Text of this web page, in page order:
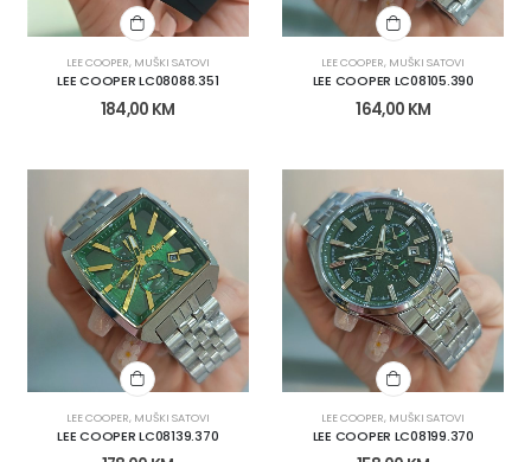
LEE COOPER, MUŠKI SATOVI
LEE COOPER LC08088.351
184,00 KM
LEE COOPER, MUŠKI SATOVI
LEE COOPER LC08105.390
164,00 KM
LEE COOPER, MUŠKI SATOVI
LEE COOPER LC08139.370
LEE COOPER, MUŠKI SATOVI
LEE COOPER LC08199.370